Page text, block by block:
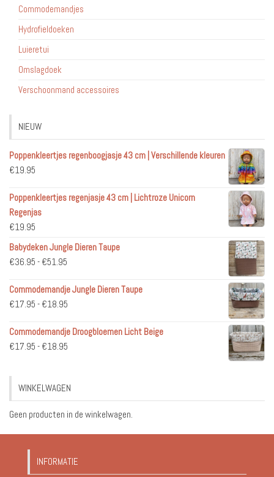
Commodemandjes
Hydrofieldoeken
Luieretui
Omslagdoek
Verschoonmand accessoires
NIEUW
Poppenkleertjes regenboogjasje 43 cm | Verschillende kleuren
€19.95
Poppenkleertjes regenjasje 43 cm | Lichtroze Unicorn
Regenjas
€19.95
Babydeken Jungle Dieren Taupe
€36.95 - €51.95
tot
€51.95
Commodemandje Jungle Dieren Taupe
€17.95 - €18.95
tot
Commodemandje Droogbloemen Licht Beige
€17.95 - €18.95
€18.95
WINKELWAGEN
Geen producten in de winkelwagen.
INFORMATIE